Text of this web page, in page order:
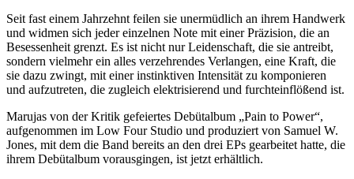
Seit fast einem Jahrzehnt feilen sie unermüdlich an ihrem Handwerk
und widmen sich jeder einzelnen Note mit einer Präzision, die an
Besessenheit grenzt. Es ist nicht nur Leidenschaft, die sie antreibt,
sondern vielmehr ein alles verzehrendes Verlangen, eine Kraft, die
sie dazu zwingt, mit einer instinktiven Intensität zu komponieren
und aufzutreten, die zugleich elektrisierend und furchteinflößend ist.
Marujas von der Kritik gefeiertes Debütalbum „Pain to Power“,
aufgenommen im Low Four Studio und produziert von Samuel W.
Jones, mit dem die Band bereits an den drei EPs gearbeitet hatte, die
ihrem Debütalbum vorausgingen, ist jetzt erhältlich.